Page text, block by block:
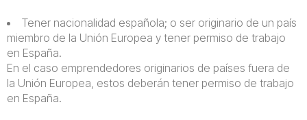
Tener nacionalidad española; o ser originario de un país
miembro de la Unión Europea y tener permiso de trabajo
en España.
En el caso emprendedores originarios de países fuera de
la Unión Europea, estos deberán tener permiso de trabajo
en España.